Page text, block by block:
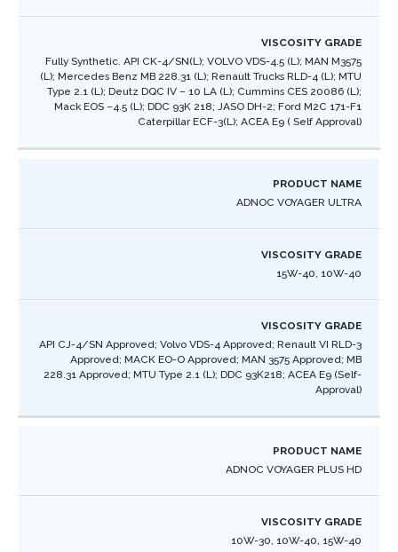
Fully Synthetic. API CK-4/SN(L); VOLVO VDS-4.5 (L); MAN M3575
(L); Mercedes Benz MB 228.31 (L); Renault Trucks RLD-4 (L); MTU
Type 2.1 (L); Deutz DQC IV – 10 LA (L); Cummins CES 20086 (L);
Mack EOS –4.5 (L); DDC 93K 218; JASO DH-2; Ford M2C 171-F1
Caterpillar ECF-3(L); ACEA E9 ( Self Approval) ​
ADNOC VOYAGER ULTRA
15W-40, 10W-40
API CJ-4/SN Approved; Volvo VDS-4 Approved; Renault VI RLD-3
Approved; MACK EO-O Approved; MAN 3575 Approved; MB
228.31 Approved; MTU Type 2.1 (L); DDC 93K218; ACEA E9 (Self-
Approval) ​
ADNOC VOYAGER PLUS HD
10W-30, 10W-40, 15W-40